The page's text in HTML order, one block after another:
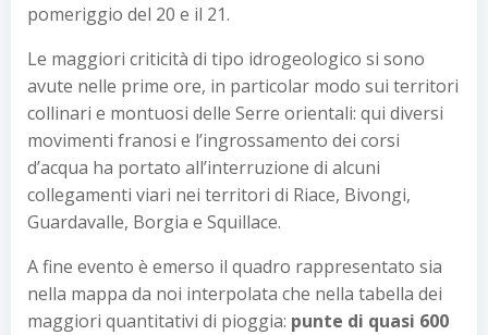
pomeriggio del 20 e il 21.
Le maggiori criticità di tipo idrogeologico si sono
avute nelle prime ore, in particolar modo sui territori
collinari e montuosi delle Serre orientali: qui diversi
movimenti franosi e l’ingrossamento dei corsi
d’acqua ha portato all’interruzione di alcuni
collegamenti viari nei territori di Riace, Bivongi,
Guardavalle, Borgia e Squillace.
A fine evento è emerso il quadro rappresentato sia
nella mappa da noi interpolata che nella tabella dei
maggiori quantitativi di pioggia: punte di quasi 600